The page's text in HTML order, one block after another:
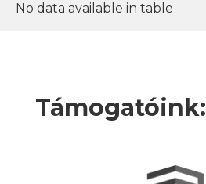
No data available in table
Támogatóink: